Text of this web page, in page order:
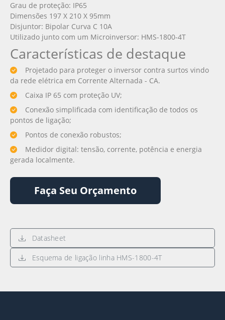
Grau de proteção: IP65
Dimensões 197 X 210 X 95mm
Disjuntor: Bipolar Curva C 10A
Utilizado junto com um Microinversor: HMS-1800-4T
Características de destaque
Projetado para proteger o inversor contra surtos vindo
da rede elétrica em Corrente Alternada - CA.
Caixa IP 65 com proteção UV;
Conexão simplificada com identificação de todos os
pontos de ligação;
Pontos de conexão robustos;
Medidor digital: tensão, corrente, potência e energia
gerada localmente.
Faça Seu Orçamento
Datasheet
Esquema de ligação linha HMS-1800-4T